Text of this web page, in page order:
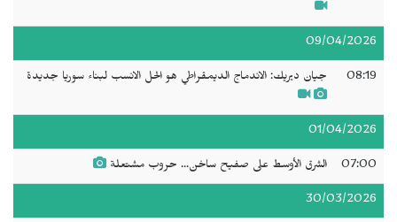
09/04/2026
08:19 جيان ديريك: الاندماج الديمقراطي هو الحل الانسب لبناء سوريا جديدة
01/04/2026
07:00 الشرق الأوسط على صفيح ساخن... حروب مشتعلة
30/03/2026